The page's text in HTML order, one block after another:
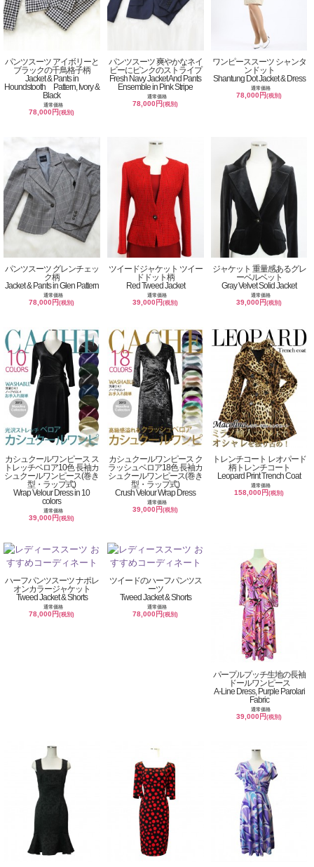
パンツスーツ アイボリーと
ブラックの千鳥格子柄
Jacket & Pants in
Houndstooth Pattern, Ivory &
Black
通常価格
78,000円(税別)
パンツスーツ 爽やかなネイ
ビーにピンクのストライプ
Fresh Navy Jacket And Pants
Ensemble in Pink Stripe
通常価格
78,000円(税別)
ワンピーススーツ シャンタ
ンドット
Shantung Dot Jacket & Dress
通常価格
78,000円(税別)
パンツスーツ グレンチェッ
ク柄
Jacket & Pants in Glen Pattern
通常価格
78,000円(税別)
ツイードジャケット ツイー
ドドット柄
Red Tweed Jacket
通常価格
39,000円(税別)
ジャケット 重量感あるグレ
ーベルベット
Gray Velvet Solid Jacket
通常価格
39,000円(税別)
カシュクールワンピース ス
トレッチベロア10色 長袖カ
シュクールワンピース(巻き
型・ラップ式)
Wrap Velour Dress in 10
colors
通常価格
39,000円(税別)
カシュクールワンピース ク
ラッシュベロア18色 長袖カ
シュクールワンピース(巻き
型・ラップ式)
Crush Velour Wrap Dress
通常価格
39,000円(税別)
トレンチコート レオパード
柄トレンチコート
Leopard Print Trench Coat
通常価格
158,000円(税別)
ハーフパンツスーツ ナポレ
オンカラージャケット
Tweed Jacket & Shorts
通常価格
78,000円(税別)
ツイードのハーフパンツス
ーツ
Tweed Jacket & Shorts
通常価格
78,000円(税別)
パープルプッチ生地の長袖
ドールワンピース
A-Line Dress, Purple Parolari
Fabric
通常価格
39,000円(税別)